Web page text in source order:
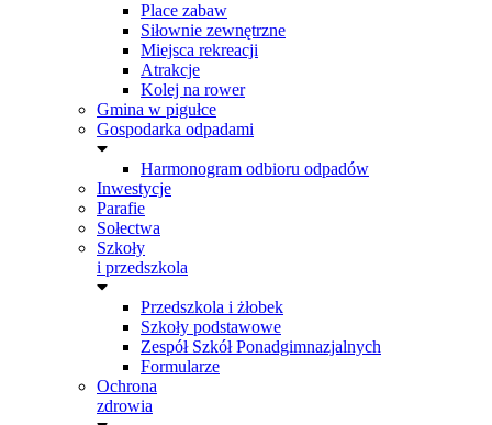
Place zabaw
Siłownie zewnętrzne
Miejsca rekreacji
Atrakcje
Kolej na rower
Gmina w pigułce
Gospodarka odpadami
Harmonogram odbioru odpadów
Inwestycje
Parafie
Sołectwa
Szkoły
i przedszkola
Przedszkola i żłobek
Szkoły podstawowe
Zespół Szkół Ponadgimnazjalnych
Formularze
Ochrona
zdrowia